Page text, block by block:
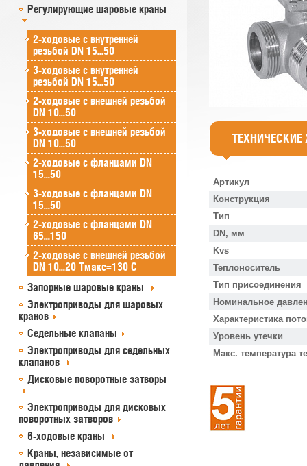
Регулирующие шаровые краны
2-ходовые с внутренней
резьбой DN 15...50
3-ходовые с внутренней
резьбой DN 15...50
2-ходовые с внешней резьбой
DN 10...50
3-ходовые с внешней резьбой
DN 10...50
2-ходовые с фланцами DN
15...50
3-ходовые с фланцами DN
15...50
2-ходовые с фланцами DN
65...150
2-ходовые с внешней резьбой
DN 10...20 Tмакс=130 C
Запорные шаровые краны
Электроприводы для шаровых
кранов
Седельные клапаны
Электроприводы для седельных
клапанов
Дисковые поворотные затворы
Электроприводы для дисковых
поворотных затворов
6-ходовые краны
Краны, независимые от
Артикул
Конструкция
Тип
DN, мм
Kvs
Теплоноситель
Тип присоединения
Номинальное
Характеристика
Уровень утечки
Макс. температура